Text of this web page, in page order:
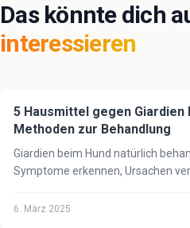
Das könnte dich
interessieren
🐕 Hund
5 Hausmittel gegen Giardien
Methoden zur Behandlung
Giardien beim Hund natürlich
Symptome erkennen, Ursachen
6. März 2025